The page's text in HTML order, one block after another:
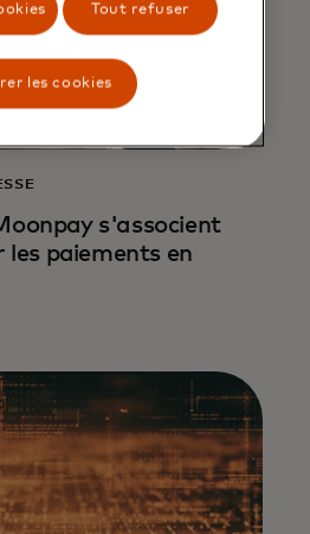
s'associent
les paiements en
Tout refuser
les cookies